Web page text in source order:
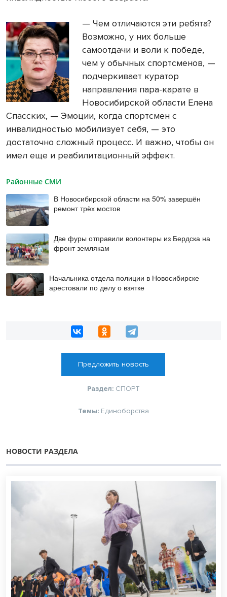
— Чем отличаются эти ребята?
Возможно, у них больше
самоотдачи и воли к победе,
чем у обычных спортсменов, —
подчеркивает куратор
направления пара-карате в
Новосибирской области Елена
Спасских, — Эмоции, когда спортсмен с
инвалидностью мобилизует себя, — это
достаточно сложный процесс. И важно, чтобы он
имел еще и реабилитационный эффект.
Районные СМИ
В Новосибирской области на 50% завершён
ремонт трёх мостов
Две фуры отправили волонтеры из Бердска на
фронт землякам
Начальника отдела полиции в Новосибирске
арестовали по делу о взятке
Предложить новость
Раздел: СПОРТ
Темы: Единоборства
НОВОСТИ РАЗДЕЛА